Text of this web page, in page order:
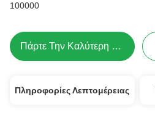
100000
Πάρτε Την Καλύτερη Τιμή
Πληροφορίες Λεπτομέρειας